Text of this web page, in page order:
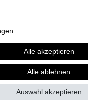
Vertrag
Alle akzeptieren
Alle ablehnen
Auswahl akzeptieren